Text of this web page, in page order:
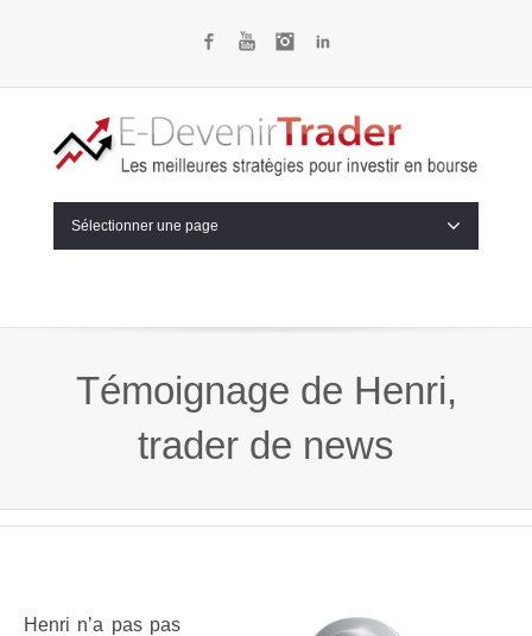
FacebookYouTubeInstagram
Sélectionner une page
Témoignage de Henri,
trader de news
Henri n’a pas pas